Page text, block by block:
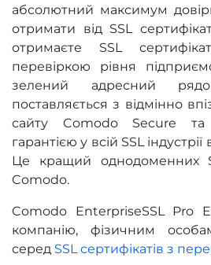
абсолютний максимум
отримати від SSL
отримаєте SSL
перевіркою рівня
зелений адресний
поставляється з відмінно
сайту Comodo Secure
гарантією у всій SSL
Це кращий однодоменних
Comodo.
Comodo EnterpriseSSL Pro
компанію, фізичним
серед SSL сертифікатів з